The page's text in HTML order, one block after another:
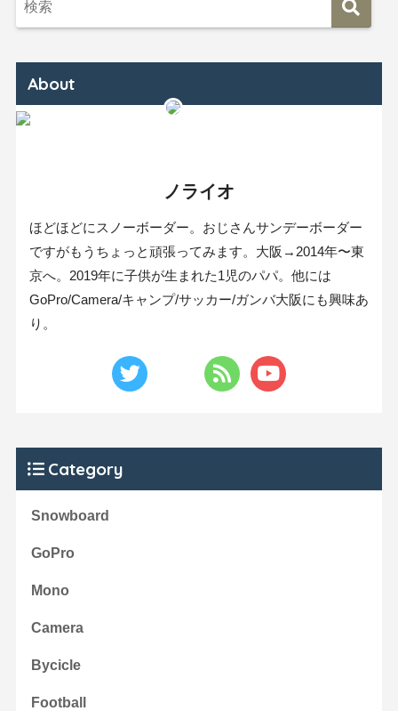
About
ノライオ
ほどほどにスノーボーダー。おじさんサンデーボーダー
ですがもうちょっと頑張ってみます。大阪→2014年〜東
京へ。2019年に子供が生まれた1児のパパ。他には
GoPro/Camera/キャンプ/サッカー/ガンバ大阪にも興味あ
り。
Category
Snowboard
GoPro
Mono
Camera
Bycicle
Football